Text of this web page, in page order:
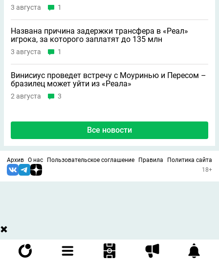
3 августа 1
Названа причина задержки трансфера в «Реал»
игрока, за которого заплатят до 135 млн
3 августа 1
Винисиус проведет встречу с Моуринью и Пересом –
бразилец может уйти из «Реала»
2 августа 3
Все новости
Архив О нас Пользовательское соглашение Правила
Политика сайта
18+